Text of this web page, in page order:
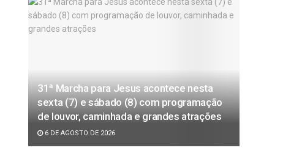
31ª Marcha para Jesus acontece nesta
sexta (7) e sábado (8) com programação
de louvor, caminhada e grandes atrações
6 DE AGOSTO DE 2026